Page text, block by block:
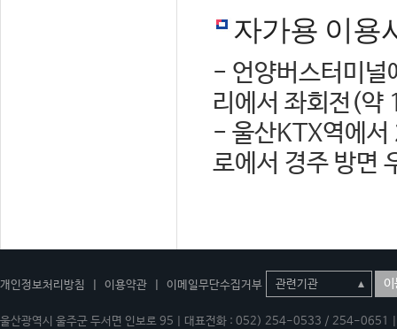
자가용 이용
- 언양버스터미널
리에서 좌회전(약
- 울산KTX역에서
로에서 경주 방면
개인정보처리방침 이용약관 이메일무단수집거부 이
울산광역시 울주군 두서면 인보로 95 | 대표전화 : 052) 254-0533 / 254-